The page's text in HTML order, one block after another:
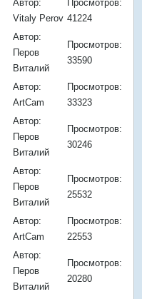
Автор:
Vitaly Perov
Просмотров:
41224
Автор:
Перов
Виталий
Просмотров:
33590
Автор:
ArtCam
Просмотров:
33323
Автор:
Перов
Виталий
Просмотров:
30246
Автор:
Перов
Виталий
Просмотров:
25532
Автор:
ArtCam
Просмотров:
22553
Автор:
Перов
Виталий
Просмотров:
20280